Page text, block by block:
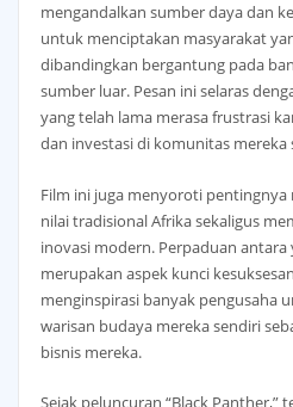
mengandalkan sumber daya dan
untuk menciptakan masyarakat
dibandingkan bergantung pada
sumber luar. Pesan ini selaras
yang telah lama merasa frustrasi
dan investasi di komunitas mereka
Film ini juga menyoroti
nilai tradisional Afrika sekaligus
inovasi modern. Perpaduan antara
merupakan aspek kunci
menginspirasi banyak pengusaha
warisan budaya mereka sendiri
bisnis mereka.
Sejak peluncuran “Black Panther,”